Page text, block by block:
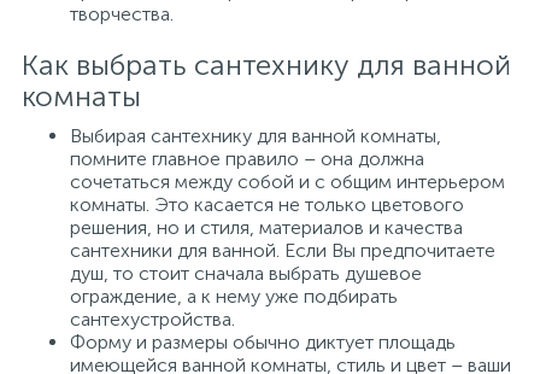
творчества.
Как выбрать сантехнику для ванной
комнаты
Выбирая сантехнику для ванной комнаты,
помните главное правило – она должна
сочетаться между собой и с общим интерьером
комнаты. Это касается не только цветового
решения, но и стиля, материалов и качества
сантехники для ванной. Если Вы предпочитаете
душ, то стоит сначала выбрать душевое
ограждение, а к нему уже подбирать
сантехустройства.
Форму и размеры обычно диктует площадь
имеющейся ванной комнаты, стиль и цвет – ваши